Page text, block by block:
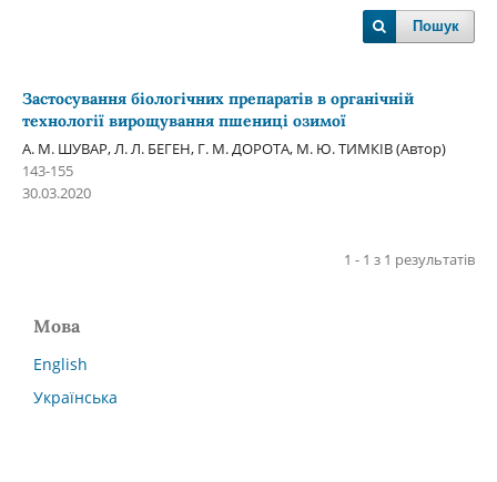
Пошук
Застосування біологічних препаратів в органічній
технології вирощування пшениці озимої
А. М. ШУВАР, Л. Л. БЕГЕН, Г. М. ДОРОТА, М. Ю. ТИМКІВ (Автор)
143-155
30.03.2020
1 - 1 з 1 результатів
Мова
English
Українська